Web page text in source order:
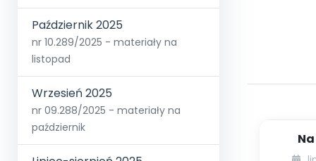
Październik 2025
nr 10.289/2025 - materiały na
listopad
Wrzesień 2025
nr 09.288/2025 - materiały na
październik